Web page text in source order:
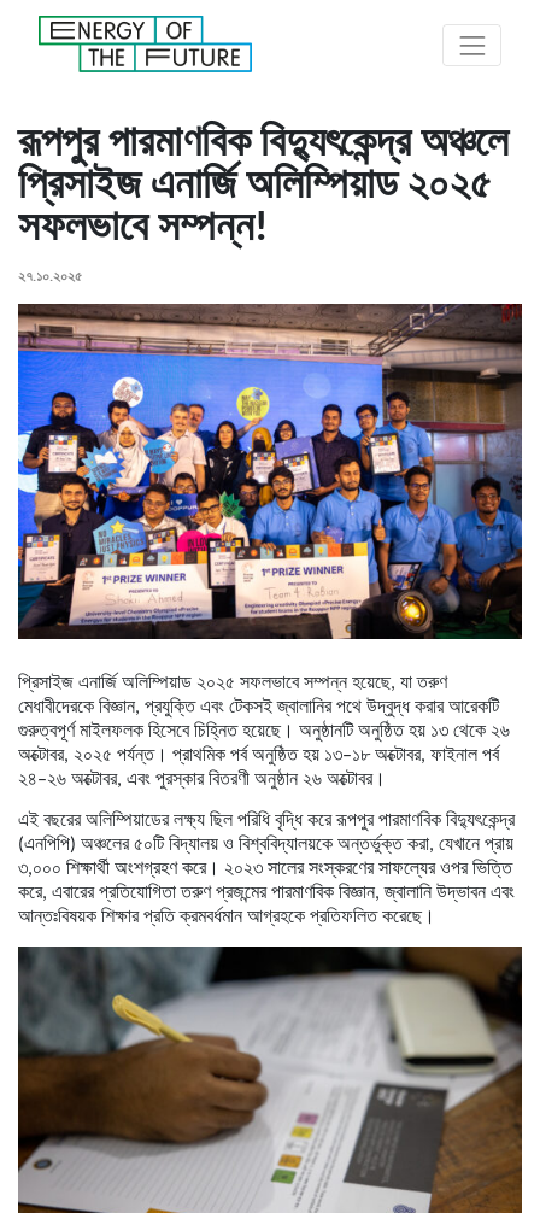
রূপপুর পারমাণবিক বিদ্যুৎকেন্দ্র অঞ্চলে
প্রিসাইজ এনার্জি অলিম্পিয়াড ২০২৫
সফলভাবে সম্পন্ন!
২৭.১০.২০২৫
প্রিসাইজ এনার্জি অলিম্পিয়াড ২০২৫ সফলভাবে সম্পন্ন হয়েছে, যা তরুণ
মেধাবীদেরকে বিজ্ঞান, প্রযুক্তি এবং টেকসই জ্বালানির পথে উদ্বুদ্ধ করার আরেকটি
গুরুত্বপূর্ণ মাইলফলক হিসেবে চিহ্নিত হয়েছে। অনুষ্ঠানটি অনুষ্ঠিত হয় ১৩ থেকে ২৬
অক্টোবর, ২০২৫ পর্যন্ত। প্রাথমিক পর্ব অনুষ্ঠিত হয় ১৩–১৮ অক্টোবর, ফাইনাল পর্ব
২৪–২৬ অক্টোবর, এবং পুরস্কার বিতরণী অনুষ্ঠান ২৬ অক্টোবর।
এই বছরের অলিম্পিয়াডের লক্ষ্য ছিল পরিধি বৃদ্ধি করে রূপপুর পারমাণবিক বিদ্যুৎকেন্দ্র
(এনপিপি) অঞ্চলের ৫০টি বিদ্যালয় ও বিশ্ববিদ্যালয়কে অন্তর্ভুক্ত করা, যেখানে প্রায়
৩,০০০ শিক্ষার্থী অংশগ্রহণ করে। ২০২৩ সালের সংস্করণের সাফল্যের ওপর ভিত্তি
করে, এবারের প্রতিযোগিতা তরুণ প্রজন্মের পারমাণবিক বিজ্ঞান, জ্বালানি উদ্ভাবন এবং
আন্তঃবিষয়ক শিক্ষার প্রতি ক্রমবর্ধমান আগ্রহকে প্রতিফলিত করেছে।